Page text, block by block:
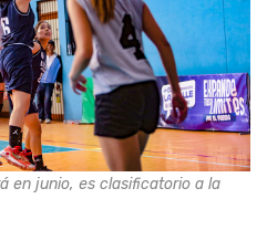
en junio, es clasificatorio a la